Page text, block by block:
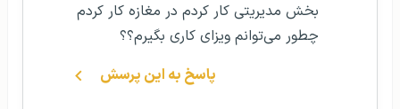
بخش مدیریتی کار کردم در مغازه کار کردم
چطور می‌توانم ویزای کاری بگیرم؟؟
پاسخ به این پرسش